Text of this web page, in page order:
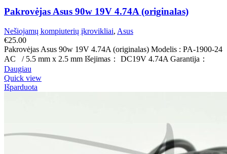
Pakrovėjas Asus 90w 19V 4.74A (originalas)
Nešiojamų kompiuterių įkrovikliai, Asus
€25.00
Pakrovėjas Asus 90w 19V 4.74A (originalas) Modelis : PA-1900-24
AC / 5.5 mm x 2.5 mm Išejimas： DC19V 4.74A Garantija：
Daugiau
Quick view
Išparduota